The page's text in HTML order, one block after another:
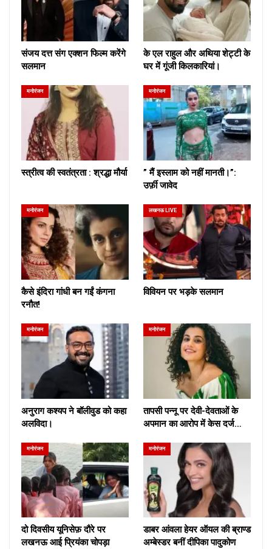
संजय दत्त संग एक्शन फिल्म करेंगे
सलमान
के एल राहुल और अथिया शेट्टी के
घर में गूंजी किलकारियां।
मनोरंजन
स्त्रीत्व की स्वतंत्रता : श्रद्धा मौर्या
मनोरंजन
” मैं इस्लाम को नहीं मानती।”:
उर्फ़ी जावेद
मनोरंजन
कैसे इंदिरा गांधी बन गईं कंगना
रनौत!
लखनऊ LIVE
विवियन पर भड़के सलमान
मनोरंजन
अनुराग कश्यप ने बॉलीवुड को कहा
अलविदा।
मनोरंजन
तापसी पन्नू पर देवी-देवताओं के
अपमान का आरोप में केस दर्ज…
मनोरंजन
दो दिवसीय यूनिसेफ़ दौरे पर
लखनऊ आई प्रियंका चोपड़ा
मनोरंजन
डाबर आंवला हेयर ऑयल की ब्राण्ड
अम्बेस्डर बनीं दीपिका पादुकोण